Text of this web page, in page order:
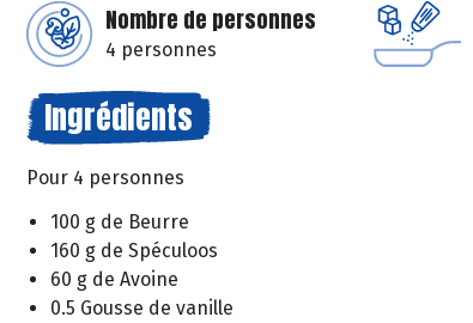
Nombre de personnes
4 personnes
Ingrédients
Pour 4 personnes
100 g de Beurre
160 g de Spéculoos
60 g de Avoine
0.5 Gousse de vanille